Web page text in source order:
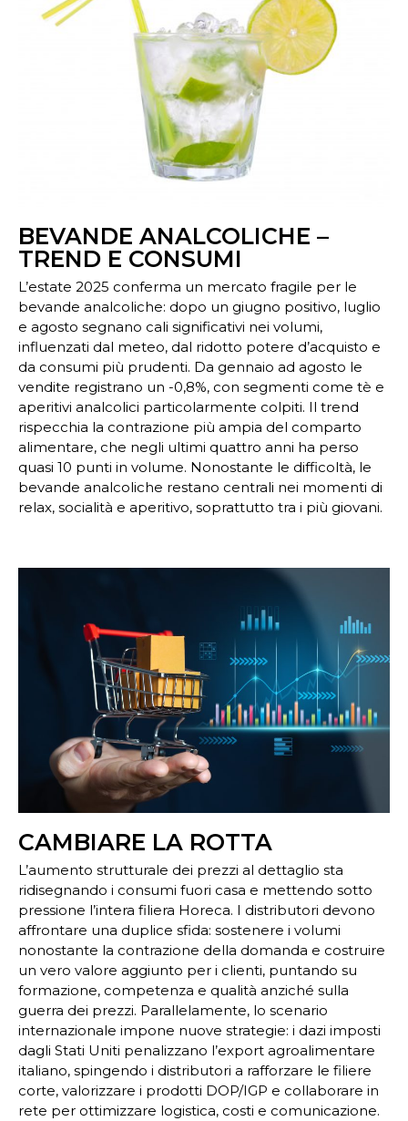
BEVANDE ANALCOLICHE –
TREND E CONSUMI
L’estate 2025 conferma un mercato fragile per le
bevande analcoliche: dopo un giugno positivo, luglio
e agosto segnano cali significativi nei volumi,
influenzati dal meteo, dal ridotto potere d’acquisto e
da consumi più prudenti. Da gennaio ad agosto le
vendite registrano un -0,8%, con segmenti come tè e
aperitivi analcolici particolarmente colpiti. Il trend
rispecchia la contrazione più ampia del comparto
alimentare, che negli ultimi quattro anni ha perso
quasi 10 punti in volume. Nonostante le difficoltà, le
bevande analcoliche restano centrali nei momenti di
relax, socialità e aperitivo, soprattutto tra i più giovani.
CAMBIARE LA ROTTA
L’aumento strutturale dei prezzi al dettaglio sta
ridisegnando i consumi fuori casa e mettendo sotto
pressione l’intera filiera Horeca. I distributori devono
affrontare una duplice sfida: sostenere i volumi
nonostante la contrazione della domanda e costruire
un vero valore aggiunto per i clienti, puntando su
formazione, competenza e qualità anziché sulla
guerra dei prezzi. Parallelamente, lo scenario
internazionale impone nuove strategie: i dazi imposti
dagli Stati Uniti penalizzano l’export agroalimentare
italiano, spingendo i distributori a rafforzare le filiere
corte, valorizzare i prodotti DOP/IGP e collaborare in
rete per ottimizzare logistica, costi e comunicazione.